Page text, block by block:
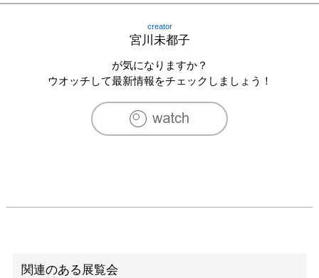
creator
宮川未都子
が気になりますか？
ウオッチして最新情報をチェックしましょう！
関連のある展覧会